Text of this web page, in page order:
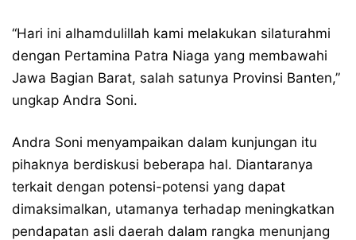
“Hari ini alhamdulillah kami melakukan silaturahmi
dengan Pertamina Patra Niaga yang membawahi
Jawa Bagian Barat, salah satunya Provinsi Banten,”
ungkap Andra Soni.
Andra Soni menyampaikan dalam kunjungan itu
pihaknya berdiskusi beberapa hal. Diantaranya
terkait dengan potensi-potensi yang dapat
dimaksimalkan, utamanya terhadap meningkatkan
pendapatan asli daerah dalam rangka menunjang